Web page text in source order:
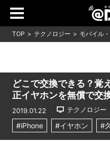
TOP テクノロジー モバイル
どこで交換できる？覚
正イヤホンを無償で交
2019.01.22 テクノロジー
#iPhone #イヤホン #